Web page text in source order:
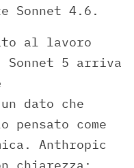
Sonnet 4.6.
al lavoro
5 arriva
dato che
pensato come
Anthropic